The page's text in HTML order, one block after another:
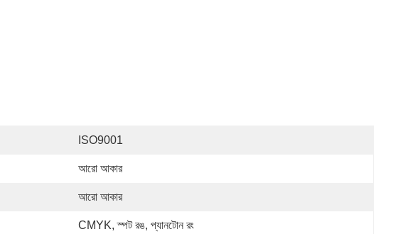
ISO9001
আরো আকার
আরো আকার
CMYK, স্পট রঙ, প্যানটোন রং